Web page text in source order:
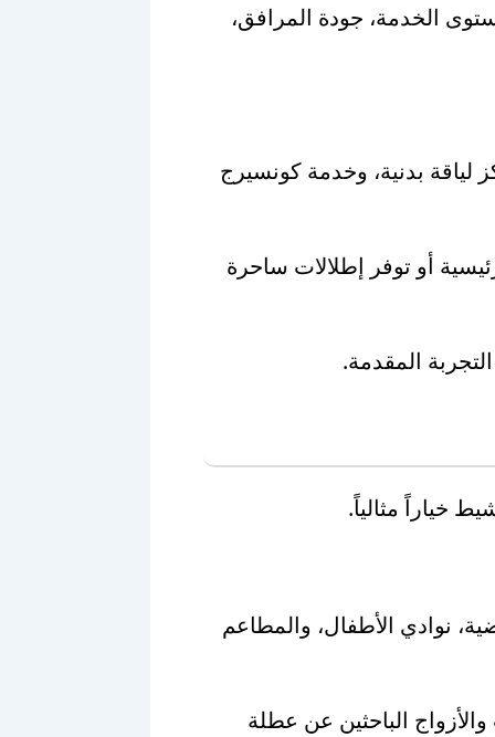
الخدمة، جودة المرافق،
لياقة بدنية، وخدمة كونسيرج
أو توفر إطلالات ساحرة
المقدمة.
خياراً مثالياً.
نوادي الأطفال، والمطاعم
الباحثين عن عطلة